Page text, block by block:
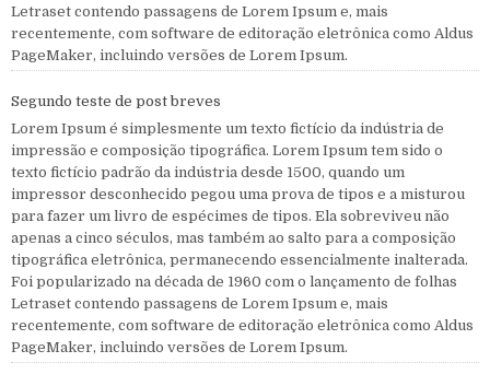
Letraset contendo passagens de Lorem Ipsum e, mais
recentemente, com software de editoração eletrônica como Aldus
PageMaker, incluindo versões de Lorem Ipsum.
Segundo teste de post breves
Lorem Ipsum é simplesmente um texto fictício da indústria de
impressão e composição tipográfica. Lorem Ipsum tem sido o
texto fictício padrão da indústria desde 1500, quando um
impressor desconhecido pegou uma prova de tipos e a misturou
para fazer um livro de espécimes de tipos. Ela sobreviveu não
apenas a cinco séculos, mas também ao salto para a composição
tipográfica eletrônica, permanecendo essencialmente inalterada.
Foi popularizado na década de 1960 com o lançamento de folhas
Letraset contendo passagens de Lorem Ipsum e, mais
recentemente, com software de editoração eletrônica como Aldus
PageMaker, incluindo versões de Lorem Ipsum.